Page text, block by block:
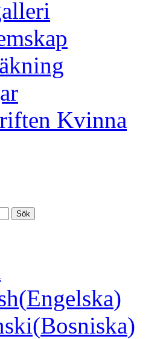
Kvinna
(Engelska)
(Bosniska)